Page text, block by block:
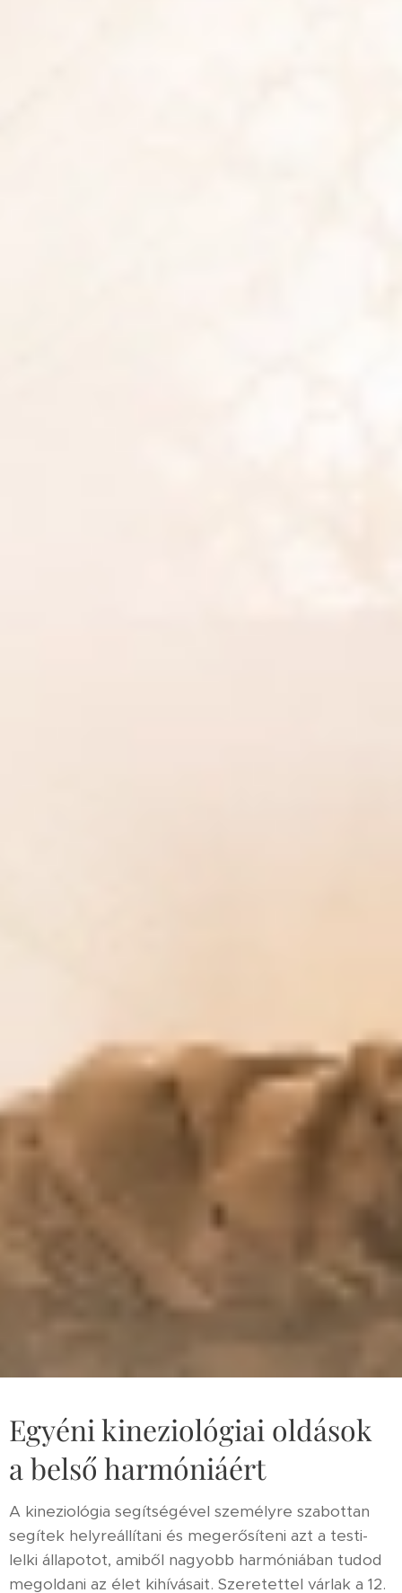
Egyéni kineziológiai oldások
a belső harmóniáért
A kineziológia segítségével személyre szabottan
segítek helyreállítani és megerősíteni azt a testi-
lelki állapotot, amiből nagyobb harmóniában tudod
megoldani az élet kihívásait. Szeretettel várlak a 12.